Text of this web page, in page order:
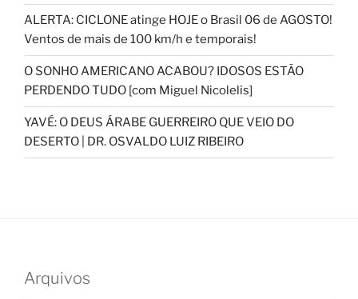
ALERTA: CICLONE atinge HOJE o Brasil 06 de AGOSTO!
Ventos de mais de 100 km/h e temporais!
O SONHO AMERICANO ACABOU? IDOSOS ESTÃO
PERDENDO TUDO [com Miguel Nicolelis]
YAVÉ: O DEUS ÁRABE GUERREIRO QUE VEIO DO
DESERTO | DR. OSVALDO LUIZ RIBEIRO
Arquivos